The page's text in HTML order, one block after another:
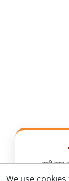
सभी व्रत,